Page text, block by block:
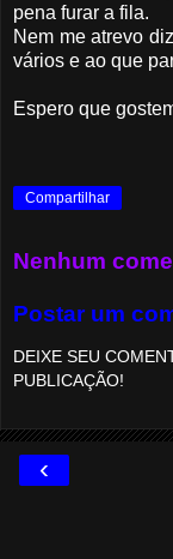
pena furar a fila.
Nem me atrevo
vários e ao que
Espero que
Compartilhar
Nenhum
Postar um
DEIXE SEU
PUBLICAÇÃO!
‹